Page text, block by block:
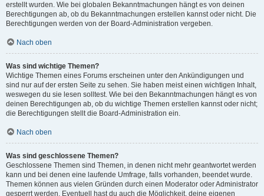
erstellt wurden. Wie bei globalen Bekanntmachungen hängt es von deinen
Berechtigungen ab, ob du Bekanntmachungen erstellen kannst oder nicht. Die
Berechtigungen werden von der Board-Administration vergeben.
Nach oben
Was sind wichtige Themen?
Wichtige Themen eines Forums erscheinen unter den Ankündigungen und
sind nur auf der ersten Seite zu sehen. Sie haben meist einen wichtigen Inhalt,
weswegen du sie lesen solltest. Wie bei den Bekanntmachungen hängt es von
deinen Berechtigungen ab, ob du wichtige Themen erstellen kannst oder nicht;
die Berechtigungen stellt die Board-Administration ein.
Nach oben
Was sind geschlossene Themen?
Geschlossene Themen sind Themen, in denen nicht mehr geantwortet werden
kann und bei denen eine laufende Umfrage, falls vorhanden, beendet wurde.
Themen können aus vielen Gründen durch einen Moderator oder Administrator
gesperrt werden. Eventuell hast du auch die Möglichkeit, deine eigenen